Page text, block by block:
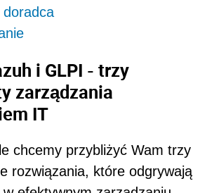
doradca
i GLPI - trzy
zarządzania
IT
chcemy przybliżyć Wam trzy
rozwiązania, które odgrywają